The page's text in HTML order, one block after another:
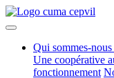
Qui sommes-nous
Une coopérative
fonctionnement